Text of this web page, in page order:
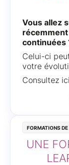
Vous allez
continuées
Celui-ci
votre
Consultez
Formations de
UNE